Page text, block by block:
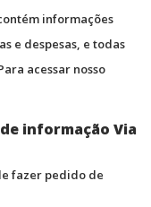
informações
e despesas, e todas
acessar nosso
informação Via
fazer pedido de